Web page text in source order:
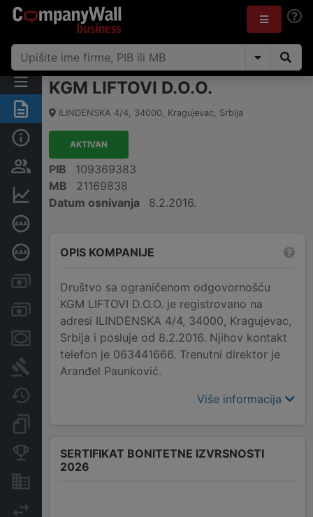
Rezime
Vlasnička struktura
Dubinska bonitetna ocena
Kreditni limit kompanije
Računi i blokade
Menice i zaloge
Sudski sporovi
Dokumenti i objave
Konkurentske kompanije
Nekretnine i imovina
KGM LIFTOVI D.O.O.
ILINDENSKA 4/4, 34000, Kragujevac, Srbija
AKTIVAN
PIB
109369383
MB
21169838
Datum osnivanja
8.2.2016.
OPIS KOMPANIJE
Društvo sa ograničenom odgovornošću
KGM LIFTOVI D.O.O. je registrovano na
adresi ILINDENSKA 4/4, 34000, Kragujevac,
Srbija i posluje od 8.2.2016. Njihov kontakt
telefon je 063441666. Trenutni direktor je
Aranđel Paunković.
Više informacija
SERTIFIKAT BONITETNE IZVRSNOSTI
2026